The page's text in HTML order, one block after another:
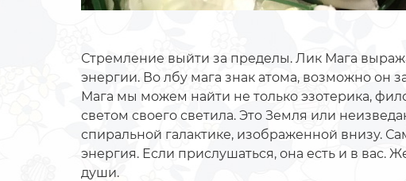
Стремление выйти за пределы. Лик Мага
энергии. Во лбу мага знак атома, возможно он
Мага мы можем найти не только эзотерика,
светом своего светила. Это Земля или
спиральной галактике, изображенной внизу.
энергия. Если прислушаться, она есть и в вас.
души.